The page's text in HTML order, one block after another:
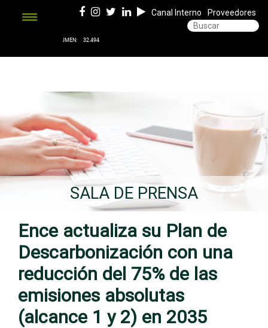
Canal Interno Proveedores
SALA DE PRENSA
Ence actualiza su Plan de
Descarbonización con una
reducción del 75% de las
emisiones absolutas
(alcance 1 y 2) en 2035